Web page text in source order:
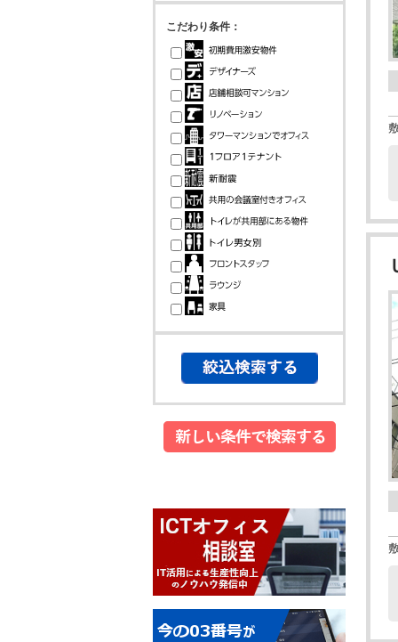
こだわり条件：